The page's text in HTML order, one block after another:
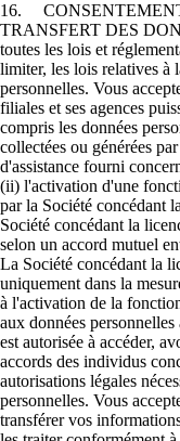
16.
TRANSFERT DES
toutes les lois et
limiter, les lois relatives à
personnelles. Vous
filiales et ses agences
compris les données
collectées ou générées
d'assistance fourni
(ii) l'activation d'une
par la Société concédant
Société concédant la
selon un accord mutuel
La Société concédant la
uniquement dans la
à l'activation de la
aux données
est autorisée à accéder,
accords des individus
autorisations légales
personnelles. Vous
transférer vos